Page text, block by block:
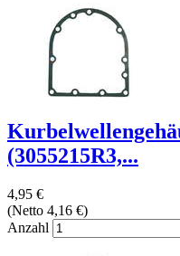
(3055215R3,...
4,95 €
(Netto 4,16 €)
Anzahl